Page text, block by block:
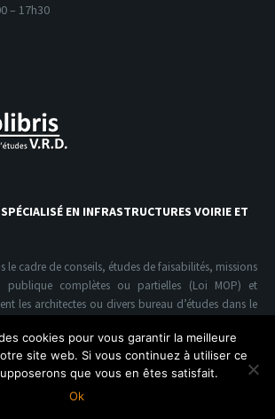
– 17h30
EN INFRASTRUCTURES VOIRIE ET
le cadre de conseils, études de faisabilités, missions
publique complètes ou partielles (Loi MOP) et
les architectes ou divers bureau d’études dans le
cookies pour vous garantir la meilleure
site web. Si vous continuez à utiliser ce
que vous en êtes satisfait.
Ok